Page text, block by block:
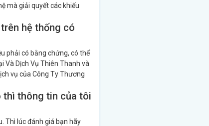
mà giải quyết các khiếu
hệ thống có
phải có bằng chứng, có thể
Và Dịch Vụ Thiên Thanh và
vụ của Công Ty Thương
thì thông tin của tôi
Thì lúc đánh giá bạn hãy